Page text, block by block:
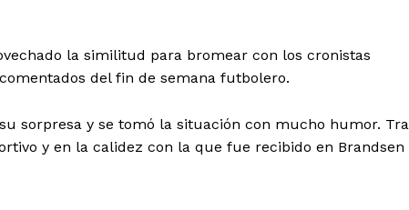
la similitud para bromear con los cronistas
del fin de semana futbolero.
sorpresa y se tomó la situación con mucho humor.
y en la calidez con la que fue recibido en Brandsen